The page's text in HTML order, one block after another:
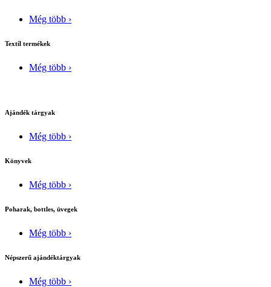
Még több ›
Textíl termékek
Még több ›
Ajándék tárgyak
Még több ›
Könyvek
Még több ›
Poharak, bottles, üvegek
Még több ›
Népszerű ajándéktárgyak
Még több ›